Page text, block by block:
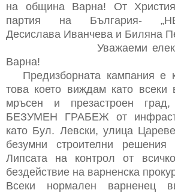
на община Варна! От
партия на България-
Десислава Иванчева и Биляна
Уважаеми
Варна!
Предизборната кампания е
това което виждам като всеки
мръсен и презастроен
БЕЗУМЕН ГРАБЕЖ от
като Бул. Левски, улица
безумни строителни
Липсата на контрол от
бездействие на варненска
Всеки нормален варненец